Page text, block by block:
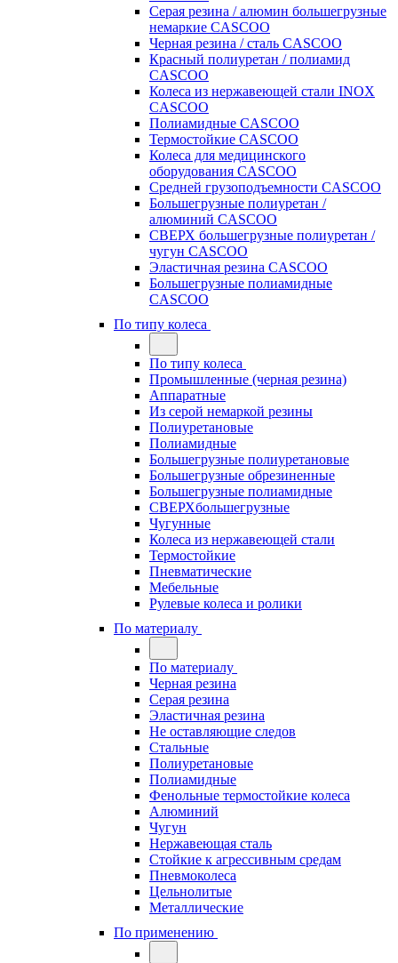
Серая резина / алюмин большегрузные
немаркие CASCOO
Черная резина / сталь CASCOO
Красный полиуретан / полиамид
CASCOO
Колеса из нержавеющей стали INOX
CASCOO
Полиамидные CASCOO
Термостойкие CASCOO
Колеса для медицинского
оборудования CASCOO
Средней грузоподъемности CASCOO
Большегрузные полиуретан /
алюминий CASCOO
СВЕРХ большегрузные полиуретан /
чугун CASCOO
Эластичная резина CASCOO
Большегрузные полиамидные
CASCOO
По типу колеса
По типу колеса
Промышленные (черная резина)
Аппаратные
Из серой немаркой резины
Полиуретановые
Полиамидные
Большегрузные полиуретановые
Большегрузные обрезиненные
Большегрузные полиамидные
СВЕРХбольшегрузные
Чугунные
Колеса из нержавеющей стали
Термостойкие
Пневматические
Мебельные
Рулевые колеса и ролики
По материалу
По материалу
Черная резина
Серая резина
Эластичная резина
Не оставляющие следов
Стальные
Полиуретановые
Полиамидные
Фенольные термостойкие колеса
Алюминий
Чугун
Нержавеющая сталь
Стойкие к агрессивным средам
Пневмоколеса
Цельнолитые
Металлические
По применению